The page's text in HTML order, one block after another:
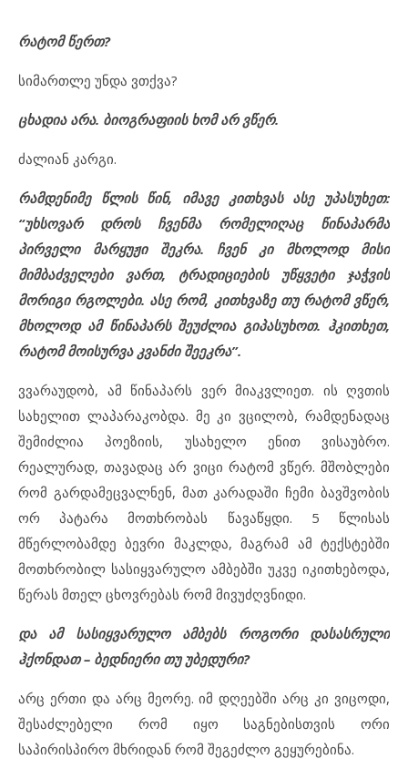
რატომ წერთ?
სიმართლე უნდა ვთქვა?
ცხადია არა. ბიოგრაფიის ხომ არ ვწერ.
ძალიან კარგი.
რამდენიმე წლის წინ, იმავე კითხვას ასე უპასუხეთ:
“უხსოვარ დროს ჩვენმა რომელიღაც წინაპარმა
პირველი მარყუჟი შეკრა. ჩვენ კი მხოლოდ მისი
მიმბაძველები ვართ, ტრადიციების უწყვეტი ჯაჭვის
მორიგი რგოლები. ასე რომ, კითხვაზე თუ რატომ ვწერ,
მხოლოდ ამ წინაპარს შეუძლია გიპასუხოთ. ჰკითხეთ,
რატომ მოისურვა კვანძი შეეკრა”.
ვვარაუდობ, ამ წინაპარს ვერ მიაკვლიეთ. ის ღვთის
სახელით ლაპარაკობდა. მე კი ვცილობ, რამდენადაც
შემიძლია პოეზიის, უსახელო ენით ვისაუბრო.
რეალურად, თავადაც არ ვიცი რატომ ვწერ. მშობლები
რომ გარდამეცვალნენ, მათ კარადაში ჩემი ბავშვობის
ორ პატარა მოთხრობას წავაწყდი. 5 წლისას
მწერლობამდე ბევრი მაკლდა, მაგრამ ამ ტექსტებში
მოთხრობილ სასიყვარულო ამბებში უკვე იკითხებოდა,
წერას მთელ ცხოვრებას რომ მივუძღვნიდი.
და ამ სასიყვარულო ამბებს როგორი დასასრული
ჰქონდათ – ბედნიერი თუ უბედური?
არც ერთი და არც მეორე. იმ დღეებში არც კი ვიცოდი,
შესაძლებელი რომ იყო საგნებისთვის ორი
საპირისპირო მხრიდან რომ შეგეძლო გეყურებინა.